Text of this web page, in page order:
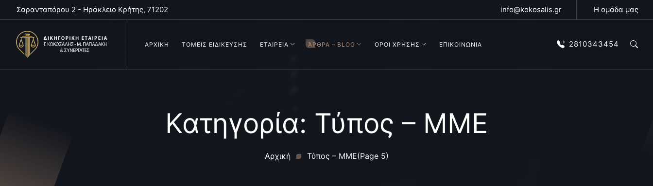
Σαρανταπόρου 2 - Ηράκλειο Κρήτης, 71202 info@kokosalis.gr Η ομάδα μας
ΑΡΧΙΚΗ ΤΟΜΕΙΣ ΕΙΔΙΚΕΥΣΗΣ ΕΤΑΙΡΕΙΑ ΆΡΘΡΑ – BLOG ΟΡΟΙ ΧΡΗΣΗΣ ΕΠΙΚΟΙΝΩΝΙΑ 2810343454
Κατηγορία: Τύπος – ΜΜΕ
Αρχική Τύπος – ΜΜΕ(Page 5)